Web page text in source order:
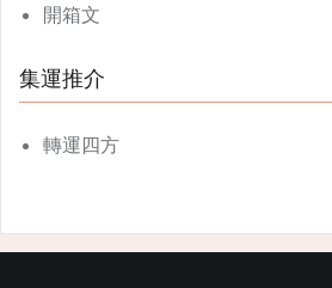
開箱文
集運推介
轉運四方